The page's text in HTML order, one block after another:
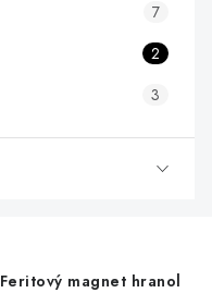
7
2
3
Feritový magnet hranol